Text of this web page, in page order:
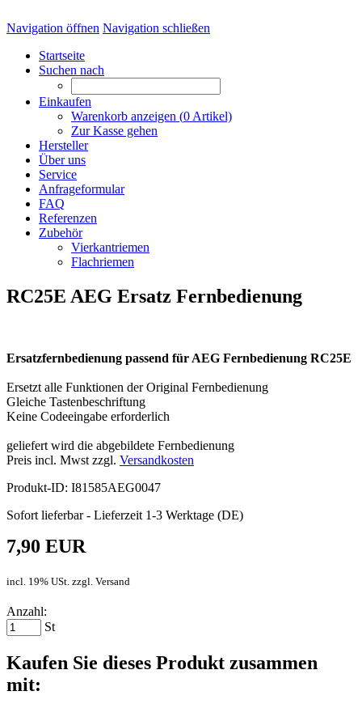
Navigation öffnen Navigation schließen
Startseite
Suchen nach
Einkaufen
Warenkorb anzeigen (0 Artikel)
Zur Kasse gehen
Hersteller
Über uns
Service
Anfrageformular
FAQ
Referenzen
Zubehör
Vierkantriemen
Flachriemen
RC25E AEG Ersatz Fernbedienung
Ersatzfernbedienung passend für AEG Fernbedienung RC25E
Ersetzt alle Funktionen der Original Fernbedienung
Gleiche Tastenbeschriftung
Keine Codeeingabe erforderlich
geliefert wird die abgebildete Fernbedienung
Preis incl. Mwst zzgl. Versandkosten
Produkt-ID: I81585AEG0047
Sofort lieferbar - Lieferzeit 1-3 Werktage (DE)
7,90 EUR
incl. 19% USt. zzgl. Versand
Anzahl:
St
Kaufen Sie dieses Produkt zusammen
mit: